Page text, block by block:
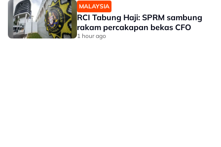
MALAYSIA
RCI Tabung Haji: SPRM sambung
rakam percakapan bekas CFO
1 hour ago